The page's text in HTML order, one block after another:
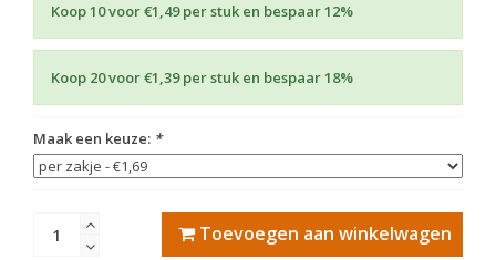
Koop 10 voor €1,49 per stuk en bespaar 12%
Koop 20 voor €1,39 per stuk en bespaar 18%
Maak een keuze: *
Toevoegen aan winkelwagen